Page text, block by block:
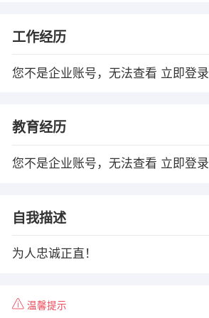
工作经历
您不是企业账号，无法查看 立即登录
教育经历
您不是企业账号，无法查看 立即登录
自我描述
为人忠诚正直！
温馨提示